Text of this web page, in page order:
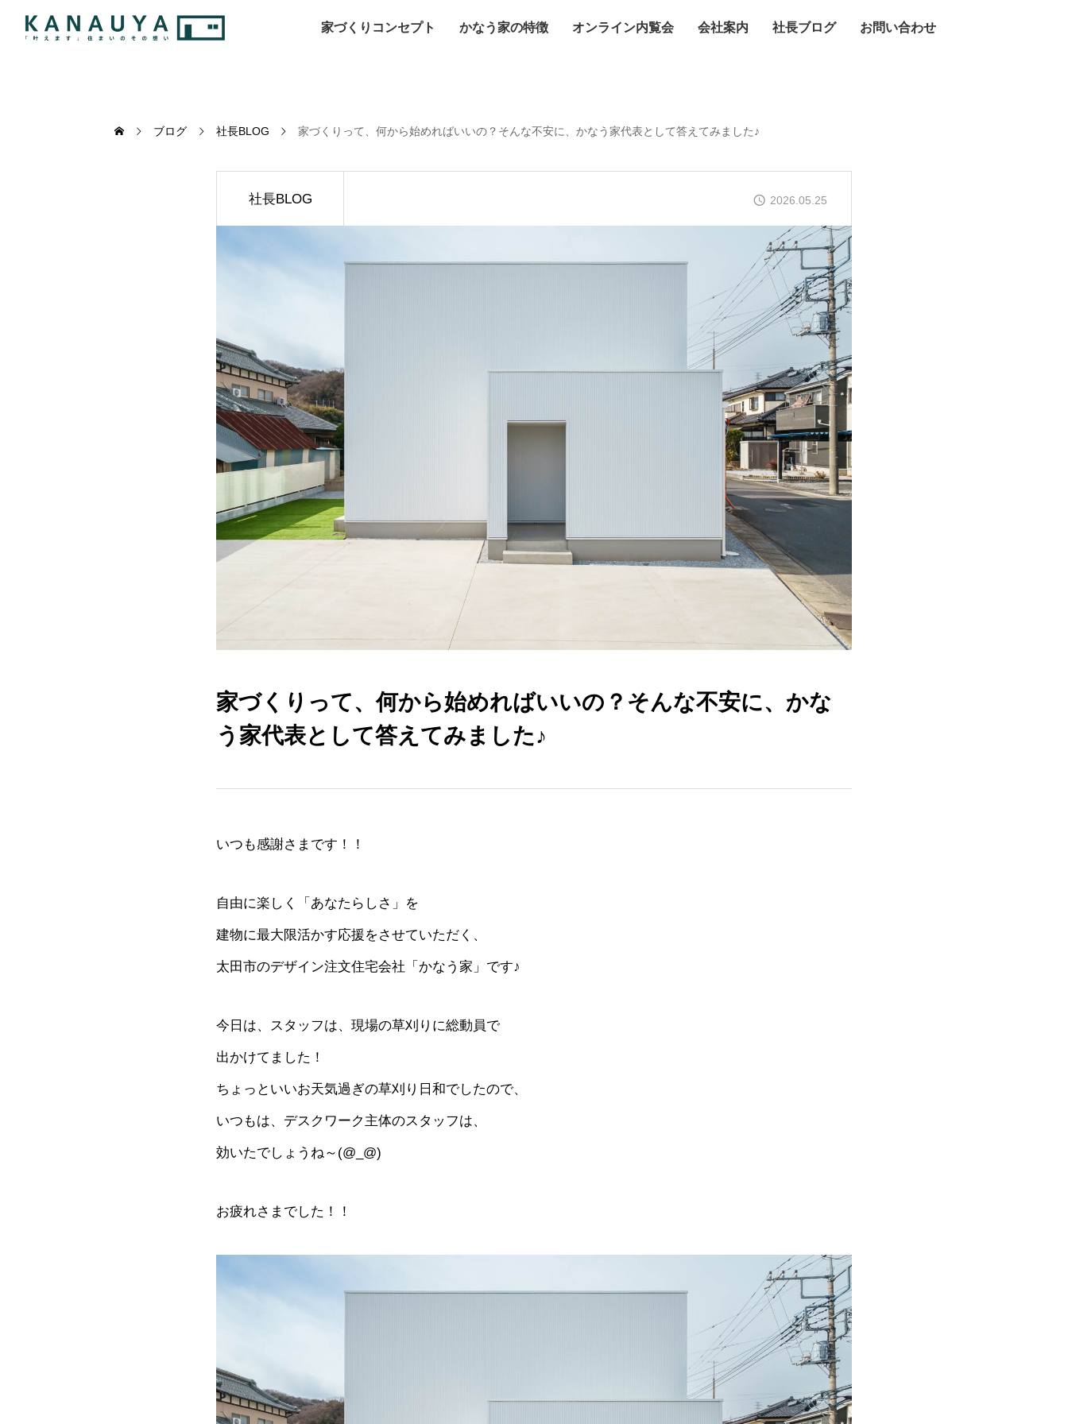
家づくりコンセプト かなう家の特徴 オンライン内覧会 会社案内 社長ブログ お問い合わせ
ブログ 社長BLOG 家づくりって、何から始めればいいの？そんな不安に、かなう家代表として答えてみました♪
社長BLOG 2026.05.25
家づくりって、何から始めればいいの？そんな不安に、かな
う家代表として答えてみました♪
いつも感謝さまです！！
自由に楽しく「あなたらしさ」を
建物に最大限活かす応援をさせていただく、
太田市のデザイン注文住宅会社「かなう家」です♪
今日は、スタッフは、現場の草刈りに総動員で
出かけてました！
ちょっといいお天気過ぎの草刈り日和でしたので、
いつもは、デスクワーク主体のスタッフは、
効いたでしょうね～(@_@)
お疲れさまでした！！